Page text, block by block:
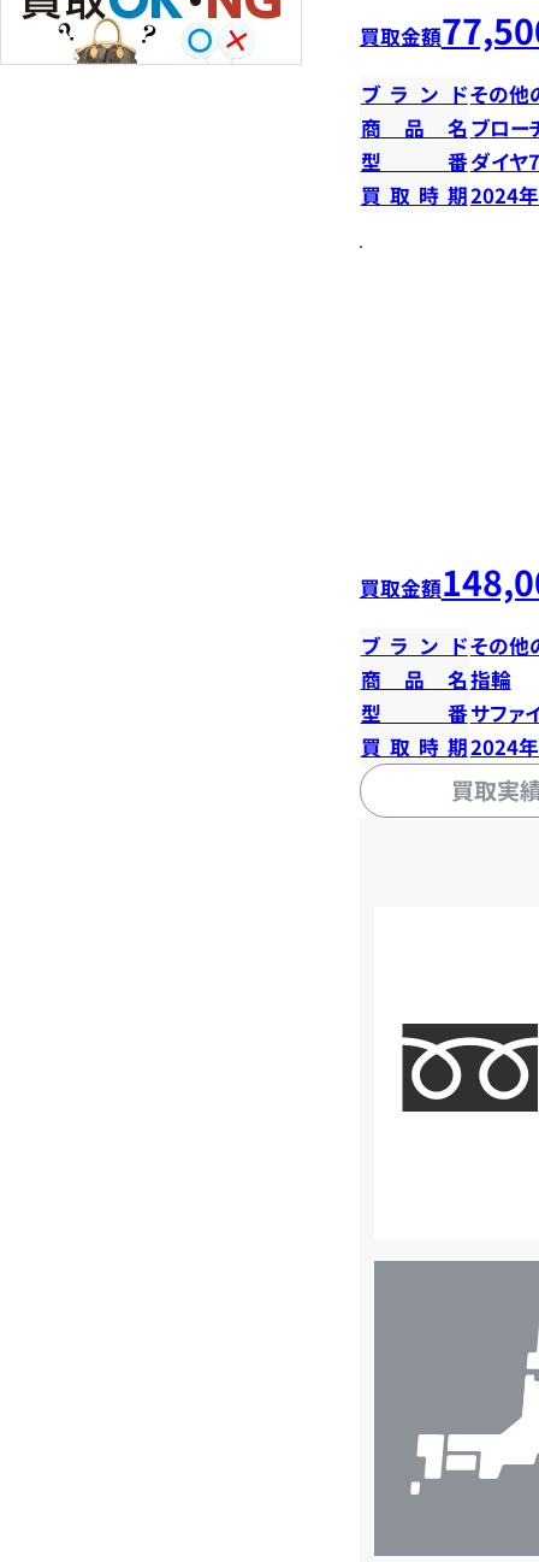
買取金額
ブランドその他
商品名 ブロー
型番ダイヤ
買取時期2024
買取金額
ブランドその他
商品名指輪
型番サファ
買取時期2024
買取実